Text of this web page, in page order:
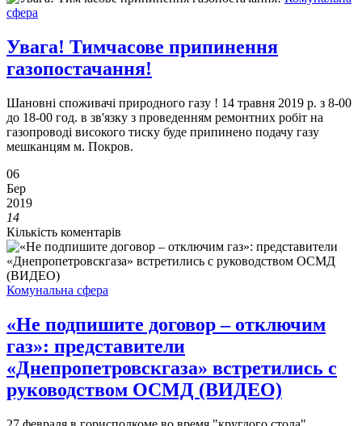
сфера
Увага! Тимчасове припинення
газопостачання!
Шановні споживачі природного газу ! 14 травня 2019 р. з 8-00
до 18-00 год. в зв'язку з проведенням ремонтних робіт на
газопроводі високого тиску буде припинено подачу газу
мешканцям м. Покров.
06
Бер
2019
14
Кількість коментарів
Комунальна сфера
«Не подпишите договор – отключим
газ»: представители
«Днепропетровскгаза» встретились с
руководством ОСМД (ВИДЕО)